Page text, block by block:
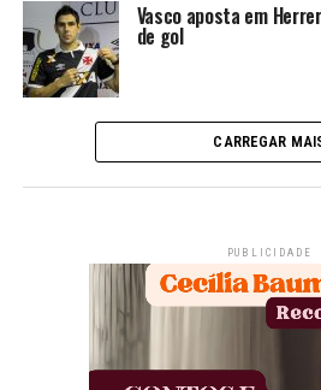
Vasco aposta em
de gol
CARREGAR
PUBLICIDADE